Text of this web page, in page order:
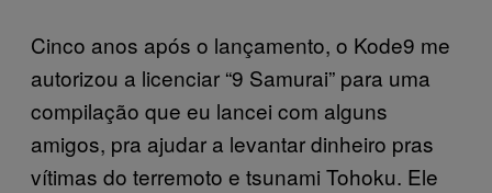
Cinco anos após o lançamento, o Kode9 me
autorizou a licenciar “9 Samurai” para uma
compilação que eu lancei com alguns
amigos, pra ajudar a levantar dinheiro pras
vítimas do terremoto e tsunami Tohoku. Ele